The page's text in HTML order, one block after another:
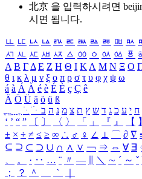
北京 을 입력하시려면
시면 됩니다.
ㅥ ㅦ ㅧ ㅨ ㅩ ㅪ ㅫ ㅬ ㅭ ㅮ ㅯ
ㅺ ㅻ ㅼ ㅽ ㅾ ㅿ ㆀ ㆁ ㆂ ㆃ ㆄ
Α Β ΓΔ Ε Ζ Η Θ Ι ΚΛ Μ Ν Ξ Ο
θ ι κ λ μ ν ξ ο π ρ σ τ υ φ χ ψ ω
á à Á À é è É È ç Ç ê
Ä Ö Ü ä ö ü ß
ִֶֹ ֻּ ׁׂ ח י ע כ ג ד ש ץ ת צ מ נ ה ב
‘ ’ “ ” 〔 〕 〈 〉 「 」 『 』 【 】
± × ÷ ≠ ≤ ≥ ∞ ∴ ♂ ♀ ∠ ⊥ ⌒ ∂ ∇
⊆ ⊇ ⊂ ⊃ ∪ ∩ ∧ ∨ ￢ ⇒ ⇔ ∀ ∃
、
。 · ‥ … ¨ 〃 ― ＼ ∼ ´ ～ ˇ
；
？ ＾ ｀